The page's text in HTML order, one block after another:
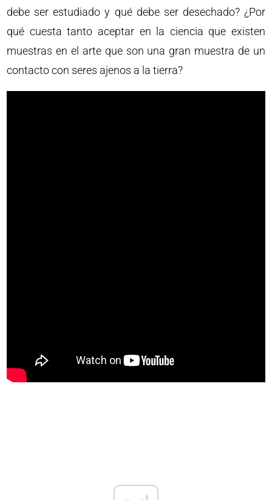
debe ser estudiado y qué debe ser desechado? ¿Por
qué cuesta tanto aceptar en la ciencia que existen
muestras en el arte que son una gran muestra de un
contacto con seres ajenos a la tierra?